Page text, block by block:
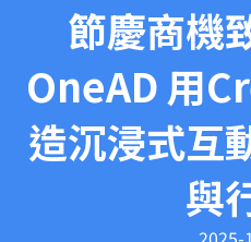
廣告規劃與投放平台
關於 OneAD
知識與媒體中心
節慶商機
OneAD 用
造沉浸式互
與